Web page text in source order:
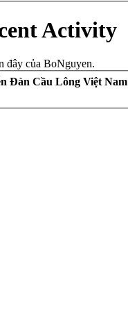
Activity
đây của BoNguyen.
Đàn Cầu Lông Việt Nam